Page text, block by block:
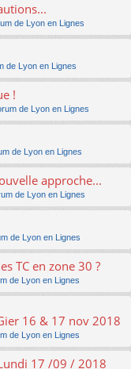
de Lyon en Lignes
de Lyon en Lignes
!
de Lyon en Lignes
de Lyon en Lignes
approche...
de Lyon en Lignes
de Lyon en Lignes
TC en zone 30 ?
de Lyon en Lignes
16 & 17 nov 2018
de Lyon en Lignes
17 /09 / 2018